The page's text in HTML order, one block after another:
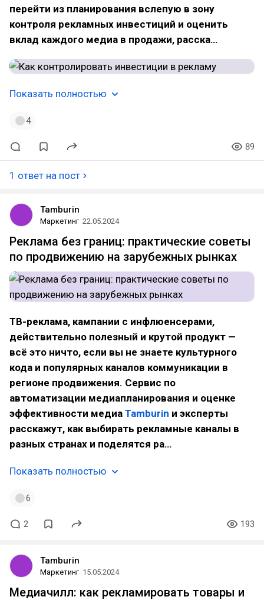
перейти из планирования вслепую в зону
контроля рекламных инвестиций и оценить
вклад каждого медиа в продажи, расска…
Показать полностью
4
89
1 ответ на пост
Tamburin
Маркетинг 22.05.2024
Реклама без границ: практические советы
по продвижению на зарубежных рынках
ТВ-реклама, кампании с инфлюенсерами,
действительно полезный и крутой продукт —
всё это ничто, если вы не знаете культурного
кода и популярных каналов коммуникации в
регионе продвижения. Сервис по
автоматизации медиапланирования и оценке
эффективности медиа Tamburin и эксперты
расскажут, как выбирать рекламные каналы в
разных странах и поделятся ра…
Показать полностью
6
2 193
Tamburin
Маркетинг 15.05.2024
Медиачилл: как рекламировать товары и